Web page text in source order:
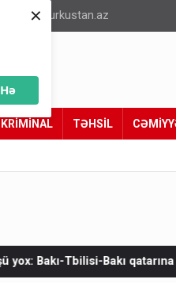
Hə
×
info@turkustan.az
KRİMİNAL TƏHSİL
bilet satışından böyük